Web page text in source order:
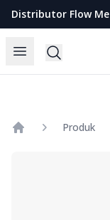
Open menu
Search
Produk